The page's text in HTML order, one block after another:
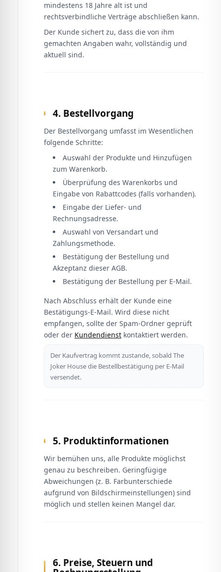
mindestens 18 Jahre alt ist und
rechtsverbindliche Verträge abschließen kann.
Der Kunde sichert zu, dass die von ihm
gemachten Angaben wahr, vollständig und
aktuell sind.
4. Bestellvorgang
Der Bestellvorgang umfasst im Wesentlichen
folgende Schritte:
Auswahl der Produkte und Hinzufügen
zum Warenkorb.
Überprüfung des Warenkorbs und
Eingabe von Rabattcodes (falls vorhanden).
Eingabe der Liefer- und
Rechnungsadresse.
Auswahl von Versandart und
Zahlungsmethode.
Bestätigung der Bestellung und
Akzeptanz dieser AGB.
Bestätigung der Bestellung per E-Mail.
Nach Abschluss erhält der Kunde eine
Bestätigungs-E-Mail. Wird diese nicht
empfangen, sollte der Spam-Ordner geprüft
oder der Kundendienst kontaktiert werden.
Der Kaufvertrag kommt zustande, sobald The
Joker House die Bestellbestätigung per E-Mail
versendet.
5. Produktinformationen
Wir bemühen uns, alle Produkte möglichst
genau zu beschreiben. Geringfügige
Abweichungen (z. B. Farbunterschiede
aufgrund von Bildschirmeinstellungen) sind
möglich und stellen keinen Mangel dar.
6. Preise, Steuern und